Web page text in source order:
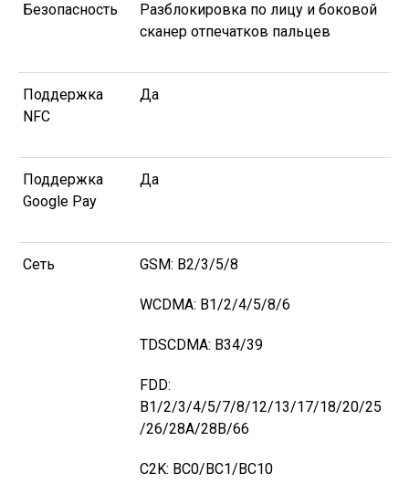
Безопасность
Разблокировка по лицу и боковой
сканер отпечатков пальцев
Поддержка
NFC
Да
Поддержка
Google Pay
Да
Сеть GSM: B2/3/5/8
WCDMA: B1/2/4/5/8/6
TDSCDMA: B34/39
FDD:
B1/2/3/4/5/7/8/12/13/17/18/20/25
/26/28A/28B/66
C2K: BC0/BC1/BC10